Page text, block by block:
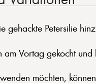
gehackte Petersilie
am Vortag gekocht
möchten,